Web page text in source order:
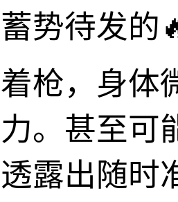
势待发的
枪，身体
。甚至可
露出随时